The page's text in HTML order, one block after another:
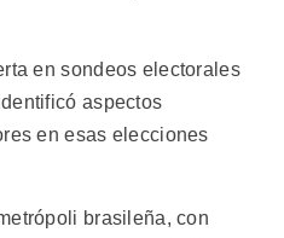
en sondeos electorales
aspectos
en esas elecciones
brasileña, con